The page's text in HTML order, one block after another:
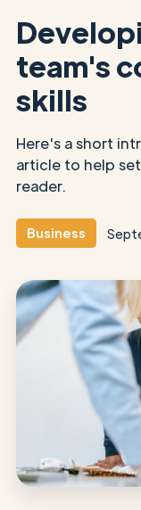
team's
skills
Here's a short
article to help
reader.
Business